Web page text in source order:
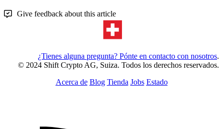
Give feedback about this article
¿Tienes alguna pregunta? Pónte en contacto con nosotros.
© 2024 Shift Crypto AG, Suiza. Todos los derechos reservados.
Acerca de Blog Tienda Jobs Estado